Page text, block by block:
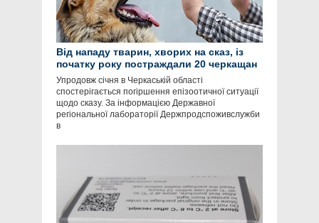
Від нападу тварин, хворих на сказ, із
початку року постраждали 20 черкащан
Упродовж січня в Черкаській області
спостерігається погіршення епізоотичної ситуації
щодо сказу. За інформацією Державної
регіональної лабораторії Держпродспоживслужби
в